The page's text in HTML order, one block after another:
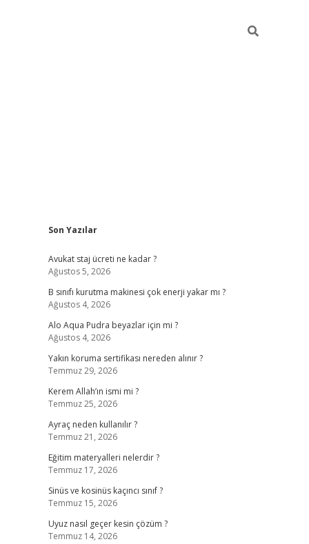
Sidebar
Son Yazılar
Avukat staj ücreti ne kadar ?
Ağustos 5, 2026
B sınıfı kurutma makinesi çok enerji yakar mı ?
Ağustos 4, 2026
Alo Aqua Pudra beyazlar için mi ?
Ağustos 4, 2026
Yakın koruma sertifikası nereden alınır ?
Temmuz 29, 2026
Kerem Allah’ın ismi mi ?
Temmuz 25, 2026
Ayraç neden kullanılır ?
Temmuz 21, 2026
Eğitim materyalleri nelerdir ?
Temmuz 17, 2026
Sinüs ve kosinüs kaçıncı sınıf ?
Temmuz 15, 2026
Uyuz nasıl geçer kesin çözüm ?
Temmuz 14, 2026